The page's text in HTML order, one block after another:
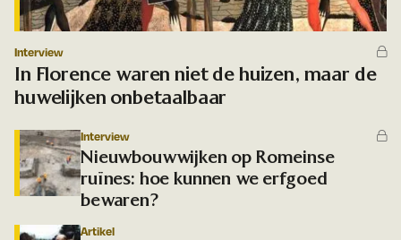
Zoek
Interview
In Florence waren niet de huizen, maar de
huwelijken onbetaalbaar
Interview
Nieuwbouwwijken op Romeinse
ruïnes: hoe kunnen we erfgoed
bewaren?
Artikel